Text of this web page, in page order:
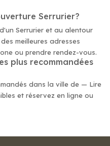
Serrurier?
Serrurier et au alentour
meilleures adresses
ou prendre rendez-vous.
plus recommandées
dans la ville de — Lire
et réservez en ligne ou